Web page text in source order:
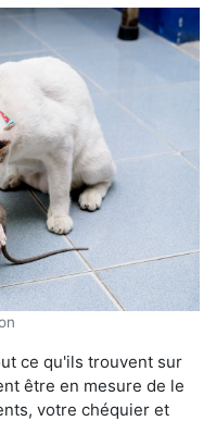
ce qu'ils trouvent sur
être en mesure de le
votre chéquier et